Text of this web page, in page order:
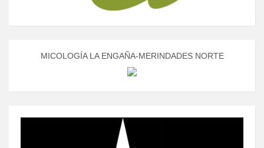
MICOLOGÍA LA ENGAÑA-MERINDADES NORTE